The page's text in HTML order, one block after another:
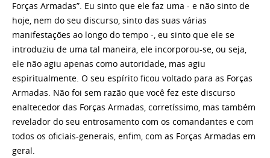
Forças Armadas”. Eu sinto que ele faz uma - e não sinto de
hoje, nem do seu discurso, sinto das suas várias
manifestações ao longo do tempo -, eu sinto que ele se
introduziu de uma tal maneira, ele incorporou-se, ou seja,
ele não agiu apenas como autoridade, mas agiu
espiritualmente. O seu espírito ficou voltado para as Forças
Armadas. Não foi sem razão que você fez este discurso
enaltecedor das Forças Armadas, corretíssimo, mas também
revelador do seu entrosamento com os comandantes e com
todos os oficiais-generais, enfim, com as Forças Armadas em
geral.